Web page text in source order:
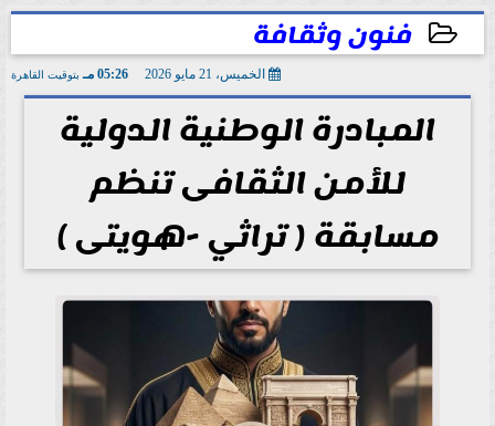
فنون وثقافة
الخميس، 21 مايو 2026 05:26 مـ بتوقيت القاهرة
المبادرة الوطنية الدولية
للأمن الثقافى تنظم
مسابقة ( تراثي -هويتى )